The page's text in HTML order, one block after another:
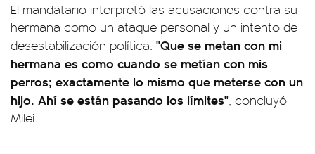
El mandatario interpretó las acusaciones contra su
hermana como un ataque personal y un intento de
desestabilización política. "Que se metan con mi
hermana es como cuando se metían con mis
perros; exactamente lo mismo que meterse con un
hijo. Ahí se están pasando los límites", concluyó
Milei.